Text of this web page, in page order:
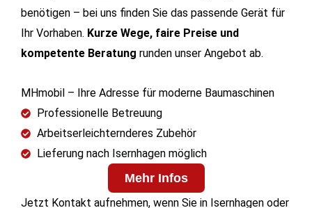
benötigen – bei uns finden Sie das passende Gerät für
Ihr Vorhaben. Kurze Wege, faire Preise und
kompetente Beratung runden unser Angebot ab.
MHmobil – Ihre Adresse für moderne Baumaschinen
Professionelle Betreuung
Arbeitserleichternderes Zubehör
Lieferung nach Isernhagen möglich
Mehr Infos
Jetzt Kontakt aufnehmen, wenn Sie in Isernhagen oder